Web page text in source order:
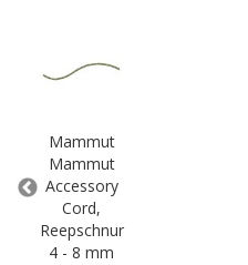
Mammut
Mammut
Accessory
Cord,
Reepschnur
4 - 8 mm